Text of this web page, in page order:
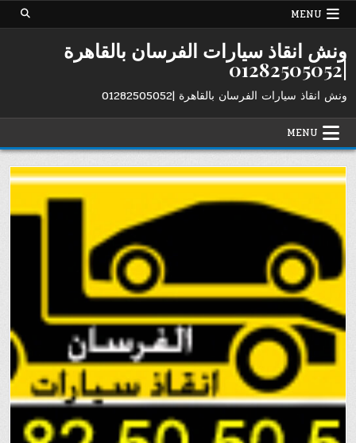
Skip
MENU
ونش انقاذ سيارات الفرسان بالقاهرة
|01282505052
ونش انقاذ سيارات الفرسان بالقاهرة |01282505052
MENU